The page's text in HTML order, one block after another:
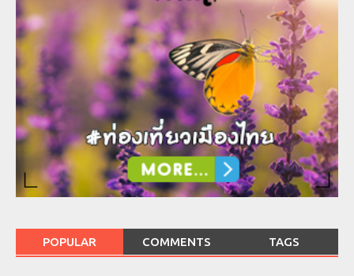
POPULAR COMMENTS TAGS